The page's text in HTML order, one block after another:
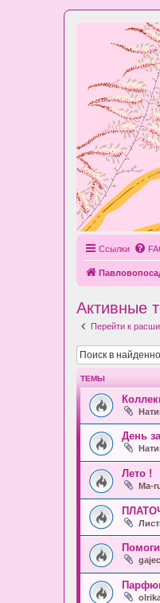
Ссылки
Активные
Перейти к
ТЕМЫ
День
Лето !
Ma-